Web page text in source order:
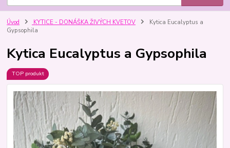
Úvod KYTICE - DONÁŠKA ŽIVÝCH KVETOV
Kytica Eucalyptus a
Gypsophila
Kytica Eucalyptus a Gypsophila
TOP produkt